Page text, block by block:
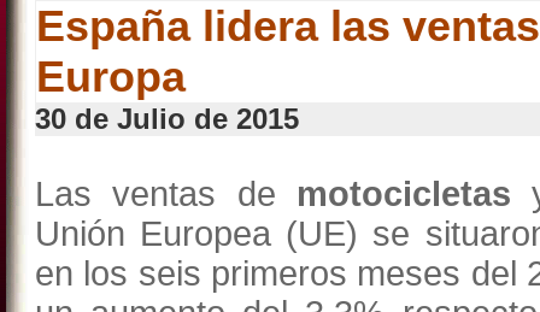
España lidera las
Europa
30 de Julio de 2015
Las ventas de motocicletas
Unión Europea (UE) se
en los seis primeros meses del